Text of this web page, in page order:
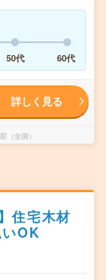
50代 60代
詳しく見る
（全国）
住宅木材
OK